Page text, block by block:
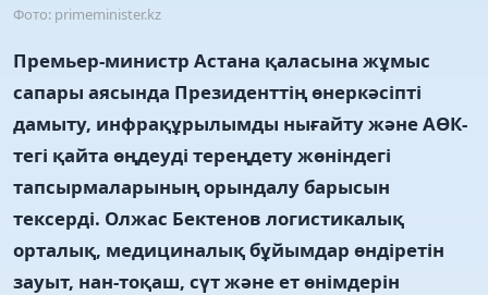
Фото: primeminister.kz
Премьер-министр Астана қаласына жұмыс
сапары аясында Президенттің өнеркәсіпті
дамыту, инфрақұрылымды нығайту және АӨК-
тегі қайта өңдеуді тереңдету жөніндегі
тапсырмаларының орындалу барысын
тексерді. Олжас Бектенов логистикалық
орталық, медициналық бұйымдар өндіретін
зауыт, нан-тоқаш, сүт және ет өнімдерін